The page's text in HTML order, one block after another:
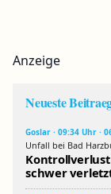
Anzeige
Neueste
Goslar · 09:34 Uhr ·
Unfall bei Bad
schwer